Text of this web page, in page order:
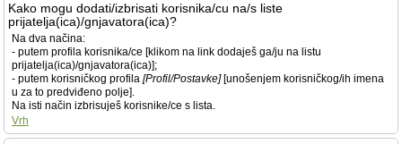
Kako mogu dodati/izbrisati korisnika/cu na/s liste
prijatelja(ica)/gnjavatora(ica)?
Na dva načina:
- putem profila korisnika/ce [klikom na link dodaješ ga/ju na listu
prijatelja(ica)/gnjavatora(ica)];
- putem korisničkog profila [Profil/Postavke][unošenjem korisničkog/ih imena
u za to predviđeno polje].
Na isti način izbrisuješ korisnike/ce s lista.
Vrh